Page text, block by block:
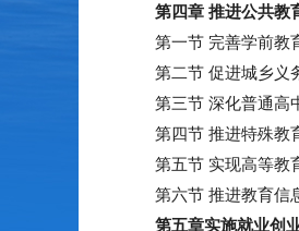
第四章 推进公共教
第一节 完善学前教
第二节 促进城乡义
第三节 深化普通高
第四节 推进特殊教
第五节 实现高等教
第六节 推进教育信
第五章实施就业创